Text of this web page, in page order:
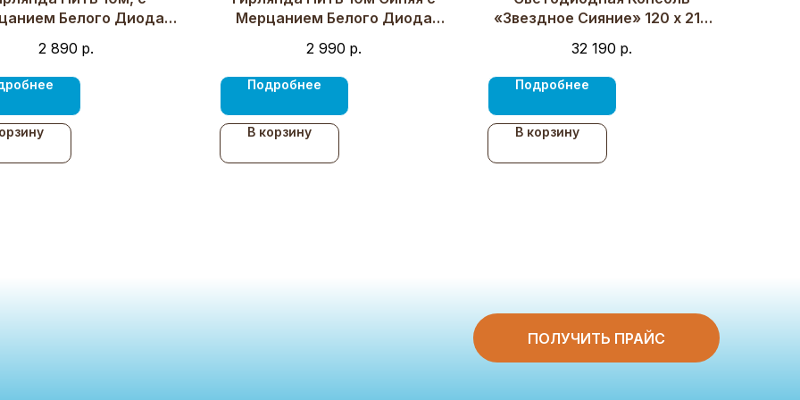
Белого Диода
Каучук, IP65
2 890 р.
Мерцанием Белого Диода
Каучук, IP65
2 990 р.
Подробнее
В корзину
«Звездное Сияние» 120 х 210
32 190 р.
Подробнее
В корзину
ПОЛУЧИТЬ ПРАЙС